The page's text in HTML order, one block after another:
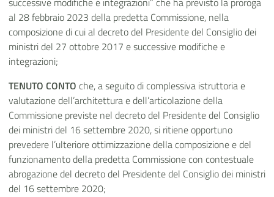
al 28 febbraio 2023 della predetta Commissione, nella
composizione di cui al decreto del Presidente del Consiglio dei
ministri del 27 ottobre 2017 e successive modifiche e
integrazioni;
TENUTO CONTO che, a seguito di complessiva istruttoria e
valutazione dell’architettura e dell’articolazione della
Commissione previste nel decreto del Presidente del Consiglio
dei ministri del 16 settembre 2020, si ritiene opportuno
prevedere l’ulteriore ottimizzazione della composizione e del
funzionamento della predetta Commissione con contestuale
abrogazione del decreto del Presidente del Consiglio dei ministri
del 16 settembre 2020;